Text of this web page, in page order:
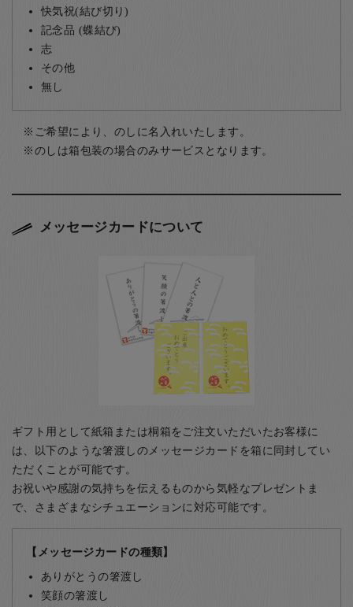
快気祝(結び切り)
記念品 (蝶結び)
志
その他
無し
ご希望により、のしに名入れいたします。
のしは箱包装の場合のみサービスとなります。
メッセージカードについて
ギフト用として紙箱または桐箱をご注文いただいたお客様に
は、以下のような箸渡しのメッセージカードを箱に同封してい
ただくことが可能です。
お祝いや感謝の気持ちを伝えるものから気軽なプレゼントま
で、さまざまなシチュエーションに対応可能です。
【メッセージカードの種類】
ありがとうの箸渡し
笑顔の箸渡し